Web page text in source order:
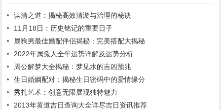
谋清之道：揭秘高效清淤与治理的秘诀
11月18日：历史铭记的重要日子
属狗男最佳婚配伴侣揭秘：完美搭配大揭秘
2022年属兔人全年运势详解及运势分析
周公解梦大全揭秘：梦见水的吉凶预兆
生日婚姻配对：揭秘生日密码中的爱情缘分
秀扎艺术：创意无限展现独特魅力
2013年黄道吉日查询大全详尽吉日资讯推荐